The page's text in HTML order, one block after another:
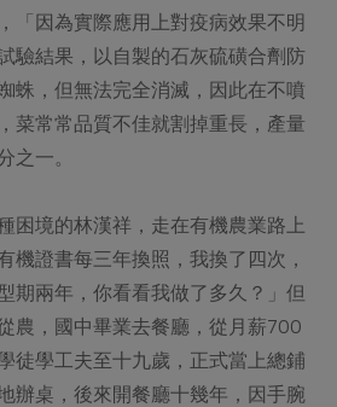
「因為實際應用上對疫病效果不明
驗結果，以自製的石灰硫磺合劑防
蛛，但無法完全消滅，因此在不噴
菜常常品質不佳就割掉重長，產量
之一。
困境的林漢祥，走在有機農業路上
機證書每三年換照，我換了四次，
期兩年，你看看我做了多久？」但
農，國中畢業去餐廳，從月薪700
徒學工夫至十九歲，正式當上總鋪
辦桌，後來開餐廳十幾年，因手腕